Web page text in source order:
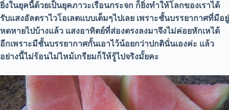
ยิ่งในยุคนี้ด้วยเป็นยุคภาวะเรือนกระจก ก็ยิ่งทำให้โลกของเราได้
รับแสงอัลตราไวโอเลตแบบเต็มๆไปเลย เพราะชั้นบรรยากาศที่มีอยู่
หดหายไปบ้างแล้ว แสงอาทิตย์ที่ส่องตรงลงมาจึงไม่ค่อยหักเหได้
อีกเพราะมีชั้นบรรยากาศกั้นเอาไว้น้อยกว่าปกตินั่นเองค่ะ แล้ว
อย่างนี้ไม่ร้อนไม่ไหม้เกรียมก็ให้รู้ไปจริงมั้ยคะ